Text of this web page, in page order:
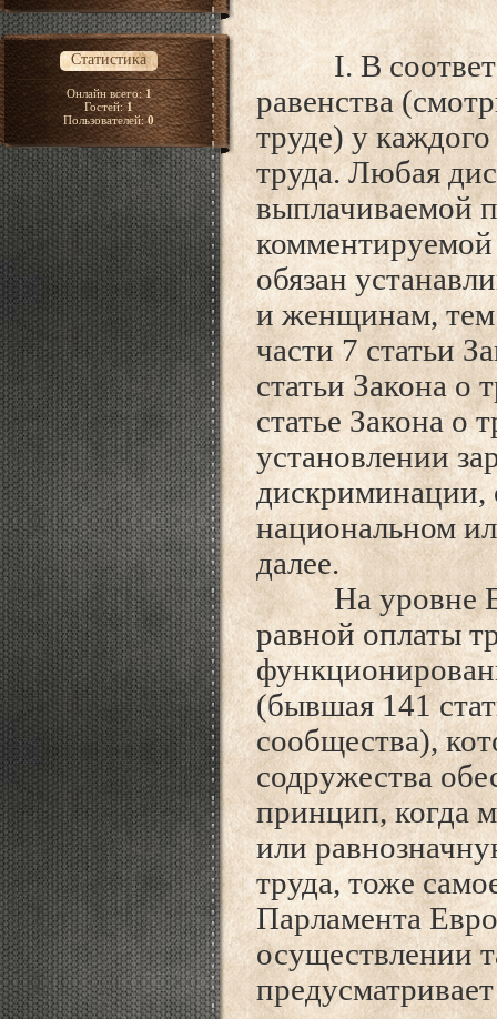
Статистика
Онлайн всего:1
Гостей:1
Пользователей:0
I. В
равенства
труде) у
труда. Любая
выплачиваемой
комментируемой
обязан
и женщинам, тем
части 7 статьи
статьи Закона о
статье Закона о
установлении
дискриминации,
национальном
далее.
На уровне
равной оплаты
(бывшая 141
сообщества),
содружества
принцип, когда
или
труда, тоже
Парламента
осуществлении